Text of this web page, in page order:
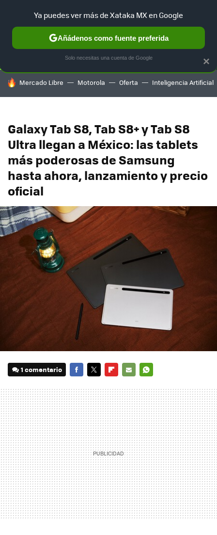
SELECCIÓN GAMING HOME AUTO TERRITORIO
HOY SE HABLA DE
Mercado Libre Motorola Oferta Inteligencia Artificial
Galaxy Tab S8, Tab S8+ y Tab S8
Ultra llegan a México: las tablets
más poderosas de Samsung
hasta ahora, lanzamiento y precio
oficial
1 comentario
MAIL
×
Ya puedes ver más de Xataka MX en Google
Añádenos como fuente preferida
Solo necesitas una cuenta de Google